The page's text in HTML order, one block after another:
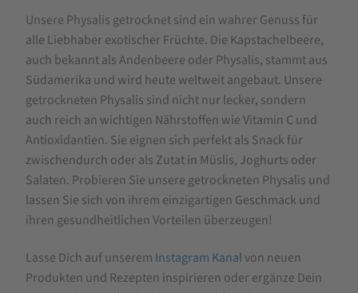
Physalis
getrocknet
Unsere Physalis getrocknet sind ein wahrer Genuss für
alle Liebhaber exotischer Früchte. Die Kapstachelbeere,
auch bekannt als Andenbeere oder Physalis, stammt aus
Südamerika und wird heute weltweit angebaut. Unsere
getrockneten Physalis sind nicht nur lecker, sondern
auch reich an wichtigen Nährstoffen wie Vitamin C und
Antioxidantien. Sie eignen sich perfekt als Snack für
zwischendurch oder als Zutat in Müslis, Joghurts oder
Salaten. Probieren Sie unsere getrockneten Physalis und
lassen Sie sich von ihrem einzigartigen Geschmack und
ihren gesundheitlichen Vorteilen überzeugen!
Lasse Dich auf unserem Instagram Kanal von neuen
Produkten und Rezepten inspirieren oder ergänze Dein